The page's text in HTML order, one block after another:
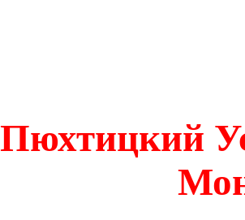
Пюхтицкий